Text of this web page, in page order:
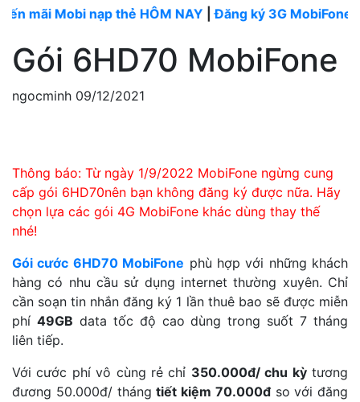
nạp thẻ HÔM NAY|Đăng ký 3G MobiFone tháng
Gói 6HD70 MobiFone
ngocminh 09/12/2021
Thông báo: Từ ngày 1/9/2022 MobiFone ngừng cung
cấp gói 6HD70nên bạn không đăng ký được nữa. Hãy
chọn lựa các gói 4G MobiFone khác dùng thay thế
nhé!
Gói cước 6HD70 MobiFone phù hợp với những khách
hàng có nhu cầu sử dụng internet thường xuyên. Chỉ
cần soạn tin nhắn đăng ký 1 lần thuê bao sẽ được miễn
phí 49GB data tốc độ cao dùng trong suốt 7 tháng
liên tiếp.
Với cước phí vô cùng rẻ chỉ 350.000đ/ chu kỳtương
đương 50.000đ/ thángtiết kiệm 70.000đso với đăng